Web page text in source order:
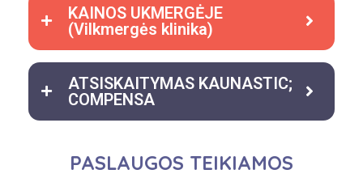
KAINOS UKMERGĖJE
(Vilkmergės klinika)
ATSISKAITYMAS KAUNASTIC;
COMPENSA
PASLAUGOS TEIKIAMOS